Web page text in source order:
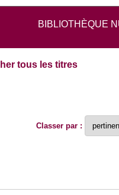
BIBLIOTHÈQUE
tous les titres
Classer par :